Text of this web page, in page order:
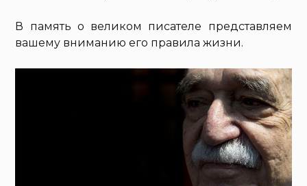
В память о великом писателе представляем
вашему вниманию его правила жизни.